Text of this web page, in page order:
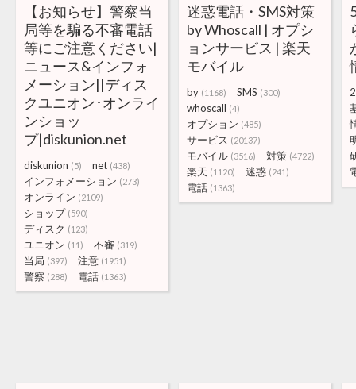
【お知らせ】警察当
局等を騙る不審電話
等にご注意ください|
ニュース&インフォ
メーション||ディス
クユニオン･オンライ
ンショッ
プ|diskunion.net
diskunion (5) net (438)
インフォメーション (273)
オンライン (2109)
ショップ (590)
ディスク (123)
ユニオン (11) 不審 (319)
当局 (397) 注意 (1951)
警察 (288) 電話 (1363)
迷惑電話・SMS対策
by Whoscall | オプシ
ョンサービス | 楽天
モバイル
by (1168) SMS (300)
whoscall (4)
オプション (485)
サービス (20137)
モバイル (3516) 対策 (4722)
楽天 (1120) 迷惑 (241)
電話 (1363)